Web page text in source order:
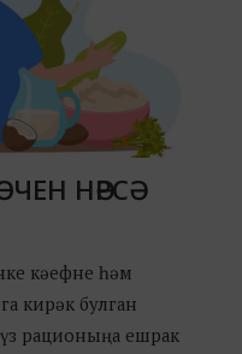
НӘРСӘ
кәефне һәм
кирәк булган
рационыңа ешрак